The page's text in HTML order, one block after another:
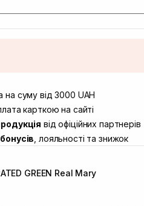
Винниченка 4
Академіка Підстригача, 1В
Івана Франка 36
Степана Бандери 45
Кулика і Гудачека 23 (ТЦ
на суму від 3000 UAH
карткою на сайті
від офіційних партнерів
, лояльності та знижок
GREEN Real Mary